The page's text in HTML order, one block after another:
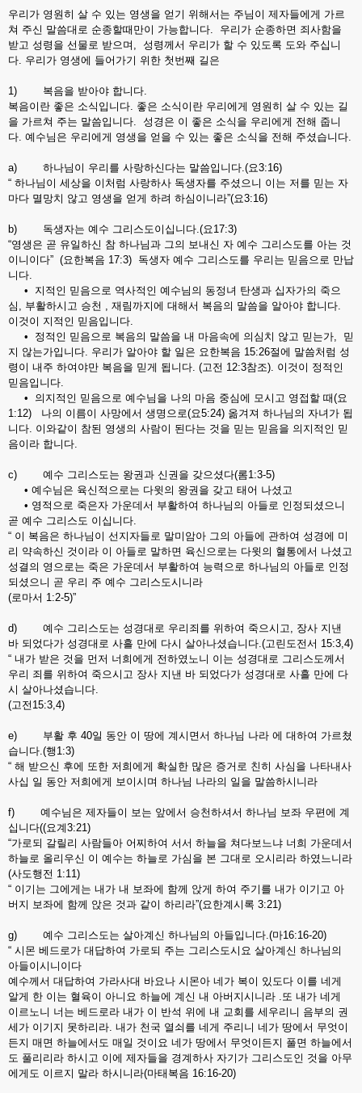
우리가 영원히 살 수 있는 영생을 얻기 위해서는 주님이 제자들에게 가르
쳐 주신 말씀대로 순종할때만이 가능합니다. 우리가 순종하면 죄사함을
받고 성령을 선물로 받으며, 성령께서 우리가 할 수 있도록 도와 주십니
다. 우리가 영생에 들어가기 위한 첫번째 길은
1) 복음을 받아야 합니다.
복음이란 좋은 소식입니다. 좋은 소식이란 우리에게 영원히 살 수 있는 길
을 가르쳐 주는 말씀입니다. 성경은 이 좋은 소식을 우리에게 전해 줍니
다. 예수님은 우리에게 영생을 얻을 수 있는 좋은 소식을 전해 주셨습니다.
a) 하나님이 우리를 사랑하신다는 말씀입니다.(요3:16)
“ 하나님이 세상을 이처럼 사랑하사 독생자를 주셨으니 이는 저를 믿는 자
마다 멸망치 않고 영생을 얻게 하려 하심이니라”(요3:16)
b) 독생자는 예수 그리스도이십니다.(요17:3)
“영생은 곧 유일하신 참 하나님과 그의 보내신 자 예수 그리스도를 아는 것
이니이다” (요한복음 17:3) 독생자 예수 그리스도를 우리는 믿음으로 만납
니다.
• 지적인 믿음으로 역사적인 예수님의 동정녀 탄생과 십자가의 죽으
심, 부활하시고 승천 , 재림까지에 대해서 복음의 말씀을 알아야 합니다.
이것이 지적인 믿음입니다.
• 정적인 믿음으로 복음의 말씀을 내 마음속에 의심치 않고 믿는가, 믿
지 않는가입니다. 우리가 알아야 할 일은 요한복음 15:26절에 말씀처럼 성
령이 내주 하여야만 복음을 믿게 됩니다. (고전 12:3참조). 이것이 정적인
믿음입니다.
• 의지적인 믿음으로 예수님을 나의 마음 중심에 모시고 영접할 때(요
1:12) 나의 이름이 사망에서 생명으로(요5:24) 옮겨져 하나님의 자녀가 됩
니다. 이와같이 참된 영생의 사람이 된다는 것을 믿는 믿음을 의지적인 믿
음이라 합니다.
c) 예수 그리스도는 왕권과 신권을 갖으셨다(롬1:3-5)
• 예수님은 육신적으로는 다윗의 왕권을 갖고 태어 나셨고
• 영적으로 죽은자 가운데서 부활하여 하나님의 아들로 인정되셨으니
곧 예수 그리스도 이십니다.
“ 이 복음은 하나님이 선지자들로 말미암아 그의 아들에 관하여 성경에 미
리 약속하신 것이라 이 아들로 말하면 육신으로는 다윗의 혈통에서 나셨고
성결의 영으로는 죽은 가운데서 부활하여 능력으로 하나님의 아들로 인정
되셨으니 곧 우리 주 예수 그리스도시니라
(로마서 1:2-5)”
d) 예수 그리스도는 성경대로 우리죄를 위하여 죽으시고, 장사 지낸
바 되었다가 성경대로 사흘 만에 다시 살아나셨습니다.(고린도전서 15:3,4)
“ 내가 받은 것을 먼저 너희에게 전하였노니 이는 성경대로 그리스도께서
우리 죄를 위하여 죽으시고 장사 지낸 바 되었다가 성경대로 사흘 만에 다
시 살아나셨습니다.
(고전15:3,4)
e) 부활 후 40일 동안 이 땅에 계시면서 하나님 나라 에 대하여 가르쳤
습니다.(행1:3)
“ 해 받으신 후에 또한 저희에게 확실한 많은 증거로 친히 사심을 나타내사
사십 일 동안 저희에게 보이시며 하나님 나라의 일을 말씀하시니라
f) 예수님은 제자들이 보는 앞에서 승천하셔서 하나님 보좌 우편에 계
십니다((요계3:21)
“가로되 갈릴리 사람들아 어찌하여 서서 하늘을 쳐다보느냐 너희 가운데서
하늘로 올리우신 이 예수는 하늘로 가심을 본 그대로 오시리라 하였느니라
(사도행전 1:11)
“ 이기는 그에게는 내가 내 보좌에 함께 앉게 하여 주기를 내가 이기고 아
버지 보좌에 함께 앉은 것과 같이 하리라”(요한계시록 3:21)
g) 예수 그리스도는 살아계신 하나님의 아들입니다.(마16:16-20)
“ 시몬 베드로가 대답하여 가로되 주는 그리스도시요 살아계신 하나님의
아들이시니이다
예수께서 대답하여 가라사대 바요나 시몬아 네가 복이 있도다 이를 네게
알게 한 이는 혈육이 아니요 하늘에 계신 내 아버지시니라 .또 내가 네게
이르노니 너는 베드로라 내가 이 반석 위에 내 교회를 세우리니 음부의 권
세가 이기지 못하리라. 내가 천국 열쇠를 네게 주리니 네가 땅에서 무엇이
든지 매면 하늘에서도 매일 것이요 네가 땅에서 무엇이든지 풀면 하늘에서
도 풀리리라 하시고 이에 제자들을 경계하사 자기가 그리스도인 것을 아무
에게도 이르지 말라 하시니라(마태복음 16:16-20)